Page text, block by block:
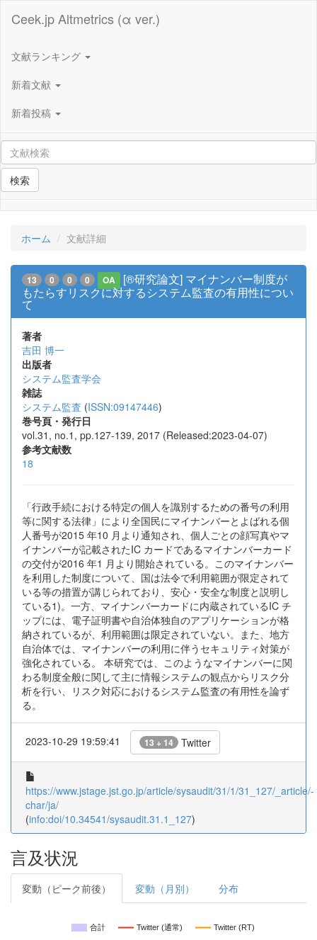
Ceek.jp Altmetrics (α ver.)
文献ランキング
新着文献
新着投稿
検索
ホーム 文献詳細
13 0 0 0 OA
[®研究論文] マイナンバー制度が
もたらすリスクに対するシステム監査の有用性につい
て
著者
吉田 博一
出版者
システム監査学会
雑誌
システム監査 (ISSN:09147446)
巻号頁・発行日
vol.31, no.1, pp.127-139, 2017 (Released:2023-04-07)
参考文献数
18
「行政手続における特定の個人を識別するための番号の利用
等に関する法律」により全国民にマイナンバーとよばれる個
人番号が2015 年10 月より通知され、個人ごとの顔写真やマ
イナンバーが記載されたIC カードであるマイナンバーカード
の交付が2016 年1 月より開始されている。このマイナンバー
を利用した制度について、国は法令で利用範囲が限定されて
いる等の措置が講じられており、安心・安全な制度と説明し
ている1)。一方、マイナンバーカードに内蔵されているIC チ
ップには、電子証明書や自治体独自のアプリケーションが格
納されているが、利用範囲は限定されていない。また、地方
自治体では、マイナンバーの利用に伴うセキュリティ対策が
強化されている。 本研究では、このようなマイナンバーに関
わる制度全般に関して主に情報システムの観点からリスク分
析を行い、リスク対応におけるシステム監査の有用性を論ず
る。
2023-10-29 19:59:41 13 + 14 Twitter
https://www.jstage.jst.go.jp/article/sysaudit/31/1/31_127/_article/-
char/ja/
(info:doi/10.34541/sysaudit.31.1_127)
言及状況
変動（ピーク前後） 変動（月別） 分布
合計 Twitter (通常) Twitter (RT)